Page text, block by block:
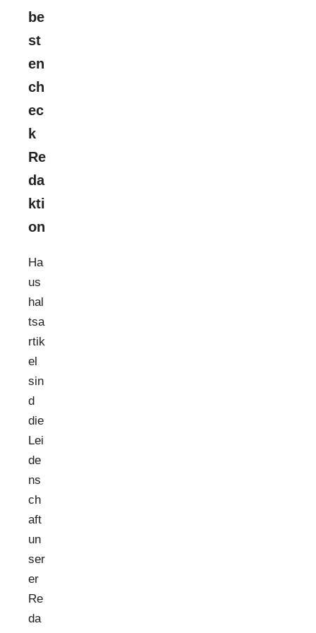
be
st
en
ch
ec
k
Re
da
kti
on
Ha
us
hal
tsa
rtik
el
sin
d
die
Lei
de
ns
ch
aft
un
ser
er
Re
da